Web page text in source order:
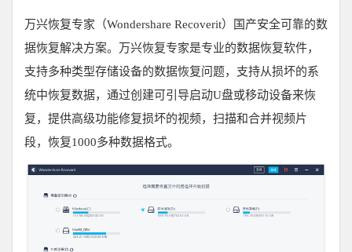
万兴恢复专家（Wondershare Recoverit）国产安全可靠的数
据恢复解决方案。万兴恢复专家是专业的数据恢复软件，
支持多种类型存储设备的数据恢复问题，支持从损坏的系
统中恢复数据，通过创建可引导启动U盘或移动设备来恢
复，提供高级功能修复损坏的视频，扫描和合并视频片
段，恢复1000多种数据格式。